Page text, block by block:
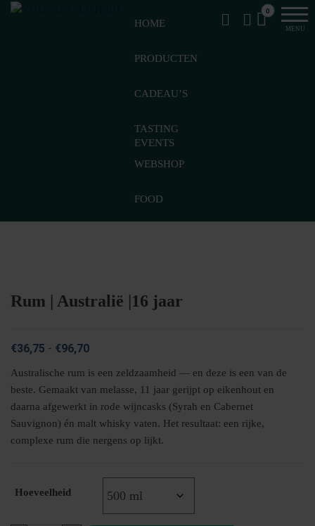
Slijterij
het
0
MENU
HOME
PRODUCTEN
CADEAU’S
TASTING
EVENTS
WEBSHOP
FOOD
Rum | Australië |16 jaar
€36,75 - €96,70Prijsklasse:
€96,70
Australische rum is een zeldzaamheid — en deze is een van de
beste. Gemaakt van melasse, 11 jaar gerijpt op eikenhout en
daarna afgewerkt in rode wijncasks (Syrah en Cabernet
Sauvignon) én malt whisky vaten. Het resultaat: een rijke,
complexe rum die nergens op lijkt.
Hoeveelheid